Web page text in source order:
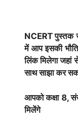
NCERT पुस्तक
में आप इसकी
लिंक मिलेगा जहां
साथ साझा कर
आपको कक्षा 8,
मिलेंगे